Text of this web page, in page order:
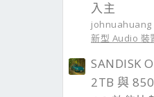
入主
johnuahuang
新型 Audio 裝
SANDISK
2TB 與